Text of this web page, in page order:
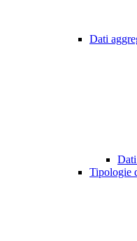
Dati
Tipologie